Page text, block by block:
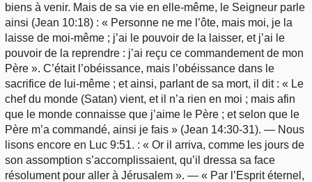
biens à venir. Mais de sa vie en elle-même, le Seigneur parle
ainsi (Jean 10:18) : « Personne ne me l’ôte, mais moi, je la
laisse de moi-même ; j’ai le pouvoir de la laisser, et j’ai le
pouvoir de la reprendre : j’ai reçu ce commandement de mon
Père ». C’était l’obéissance, mais l’obéissance dans le
sacrifice de lui-même ; et ainsi, parlant de sa mort, il dit : « Le
chef du monde (Satan) vient, et il n’a rien en moi ; mais afin
que le monde connaisse que j’aime le Père ; et selon que le
Père m’a commandé, ainsi je fais » (Jean 14:30-31). — Nous
lisons encore en Luc 9:51. : « Or il arriva, comme les jours de
son assomption s’accomplissaient, qu’il dressa sa face
résolument pour aller à Jérusalem ». — « Par l’Esprit éternel,